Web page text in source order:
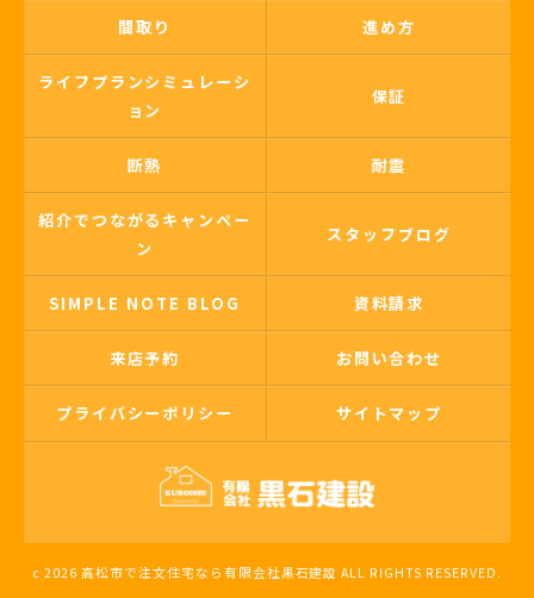
間取り 進め方
ライフプランシミュレーシ
ョン
保証
断熱 耐震
紹介でつながるキャンペー
ン
スタッフブログ
SIMPLE NOTE BLOG 資料請求
来店予約 お問い合わせ
プライバシーポリシー サイトマップ
c 2026 高松市で注文住宅なら有限会社黒石建設 ALL RIGHTS RESERVED.